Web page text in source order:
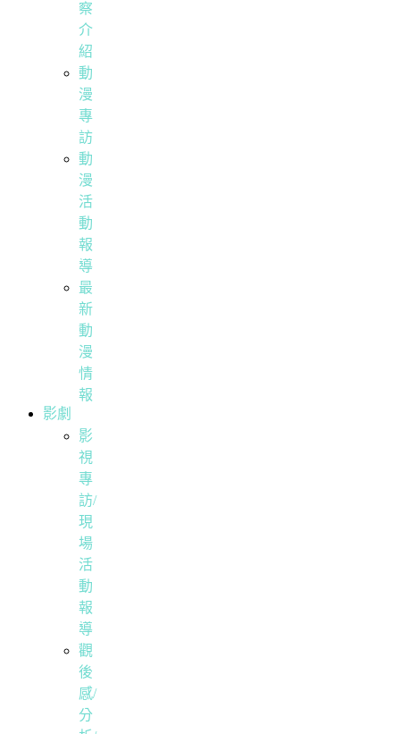
察
介
紹
動
漫
專
訪
動
漫
活
動
報
導
最
新
動
漫
情
報
影劇
影
視
專
訪/
現
場
活
動
報
導
觀
後
感/
分